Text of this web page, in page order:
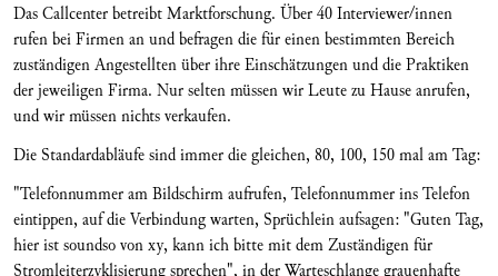
Das Callcenter betreibt Marktforschung. Über 40 Interviewer/innen
rufen bei Firmen an und befragen die für einen bestimmten Bereich
zuständigen Angestellten über ihre Einschätzungen und die Praktiken
der jeweiligen Firma. Nur selten müssen wir Leute zu Hause anrufen,
und wir müssen nichts verkaufen.
Die Standardabläufe sind immer die gleichen, 80, 100, 150 mal am Tag:
"Telefonnummer am Bildschirm aufrufen, Telefonnummer ins Telefon
eintippen, auf die Verbindung warten, Sprüchlein aufsagen: "Guten Tag,
hier ist soundso von xy, kann ich bitte mit dem Zuständigen für